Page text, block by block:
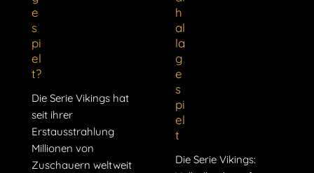
e
s
pi
el
t?
Die Serie Vikings hat
seit ihrer
Erstausstrahlung
Millionen von
Zuschauern weltweit
h
al
la
g
e
s
pi
el
t
Die Serie Vikings: